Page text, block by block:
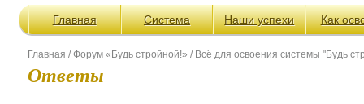
Главная Система Наши успехи Как
Главная /Форум «Будь стройной!» / Всё для освоения системы "Будь
Ответы